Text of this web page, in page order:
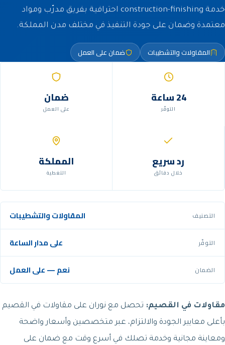
خدمة construction-finishing احترافية بفريق مدرّب ومواد
معتمدة وضمان على جودة التنفيذ في مختلف مدن المملكة.
المقاولات والتشطيبات ضمان على العمل
24 ساعة
التوفّر
ضمان
على العمل
رد سريع
خلال دقائق
المملكة
التغطية
التصنيف المقاولات والتشطيبات
التوفّر على مدار الساعة
الضمان نعم — على العمل
مقاولات في القصيم: تحصل مع نوران على مقاولات في القصيم
بأعلى معايير الجودة والالتزام، عبر متخصصين وأسعار واضحة
ومعاينة مجانية وخدمة تصلك في أسرع وقت مع ضمان على